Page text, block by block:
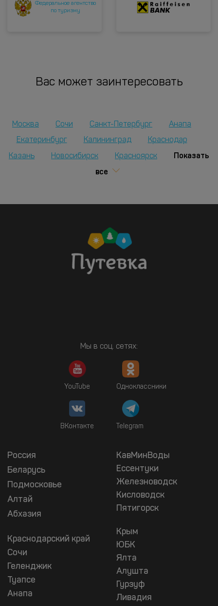
Федеральное агентство
по туризму
Вас может заинтересовать
Москва Сочи Санкт-Петербург
Анапа
Екатеринбург
Калининград Краснодар
Казань Новосибирск Красноярск
Показать
все
Мы в соц. сетях:
YouTube Одноклассники
ВКонтакте Telegram
Россия
Беларусь
Подмосковье
Алтай
Абхазия
Краснодарский край
Сочи
Геленджик
Туапсе
Анапа
КавМинВоды
Ессентуки
Железноводск
Кисловодск
Пятигорск
Крым
ЮБК
Ялта
Алушта
Гурзуф
Ливадия